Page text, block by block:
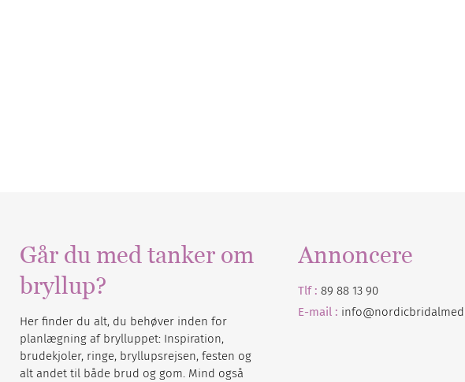
Går du med tanker om
bryllup?
Her finder du alt, du behøver inden for
planlægning af brylluppet: Inspiration,
brudekjoler, ringe, bryllupsrejsen, festen og
alt andet til både brud og gom. Mind også
Annoncere
Tlf : 89 88 13 90
E-mail :